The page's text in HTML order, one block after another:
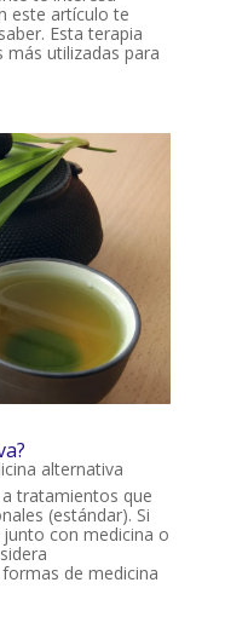
este artículo te
Esta terapia
más utilizadas para
alternativa
tratamientos que
(estándar). Si
con medicina o
de medicina